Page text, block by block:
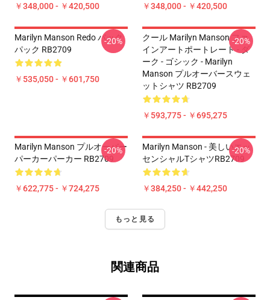
￥348,000 - ￥420,500 ￥348,000 - ￥420,500
Marilyn Manson Redo バック
パック RB2709
￥535,050 - ￥601,750
-20%
クール Marilyn Manson ファ
インアートポートレート - ダ
ーク - ゴシック - Marilyn
Manson プルオーバースウェ
ットシャツ RB2709
￥593,775 - ￥695,275
-20%
Marilyn Manson プルオーバー
パーカーパーカー RB2709
￥622,775 - ￥724,275
-20%
Marilyn Manson - 美しいエッ
センシャルTシャツRB2709
￥384,250 - ￥442,250
-20%
もっと見る
関連商品